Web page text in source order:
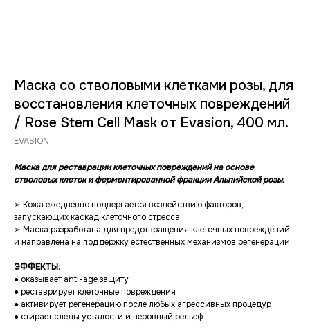
Маска со стволовыми клетками розы, для
восстановления клеточных повреждений
/ Rose Stem Cell Mask от Evasion, 400 мл.
EVASION
Маска для реставрации клеточных повреждений на основе
стволовых клеток и ферментированной фракции Альпийской розы.
➢ Кожа ежедневно подвергается воздействию факторов,
запускающих каскад клеточного стресса.
➢ Маска разработана для предотвращения клеточных повреждений
и направлена на поддержку естественных механизмов регенерации.
ЭФФЕКТЫ:
● оказывает anti-age защиту
● реставрирует клеточные повреждения
● активирует регенерацию после любых агрессивных процедур
● стирает следы усталости и неровный рельеф